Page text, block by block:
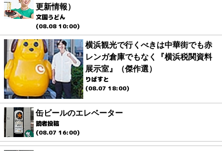
更新情報）
文園うどん
(08.08 10:00)
横浜観光で行くべきは中華街でも赤
レンガ倉庫でもなく『横浜税関資料
展示室』（傑作選）
りばすと
(08.07 18:00)
缶ビールのエレベーター
読者投稿
(08.07 16:00)